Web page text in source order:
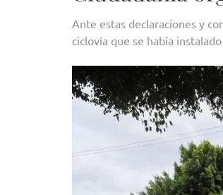
Ante estas declaraciones y
ciclovía que se había